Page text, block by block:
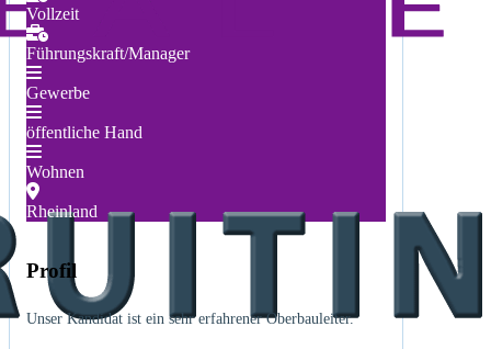
Vollzeit
Führungskraft/Manager
Gewerbe
öffentliche Hand
Wohnen
Rheinland
Profil
Unser Kandidat ist ein sehr erfahrener Oberbauleiter.